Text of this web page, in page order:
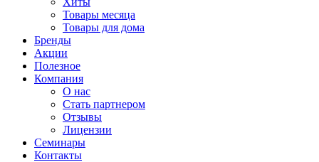
Товары месяца
Товары для дома
Бренды
Акции
Полезное
Компания
О нас
Стать партнером
Отзывы
Лицензии
Семинары
Контакты